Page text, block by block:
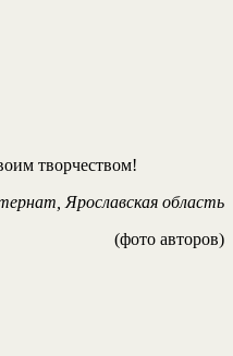
творчеством!
Ярославская область
(фото авторов)